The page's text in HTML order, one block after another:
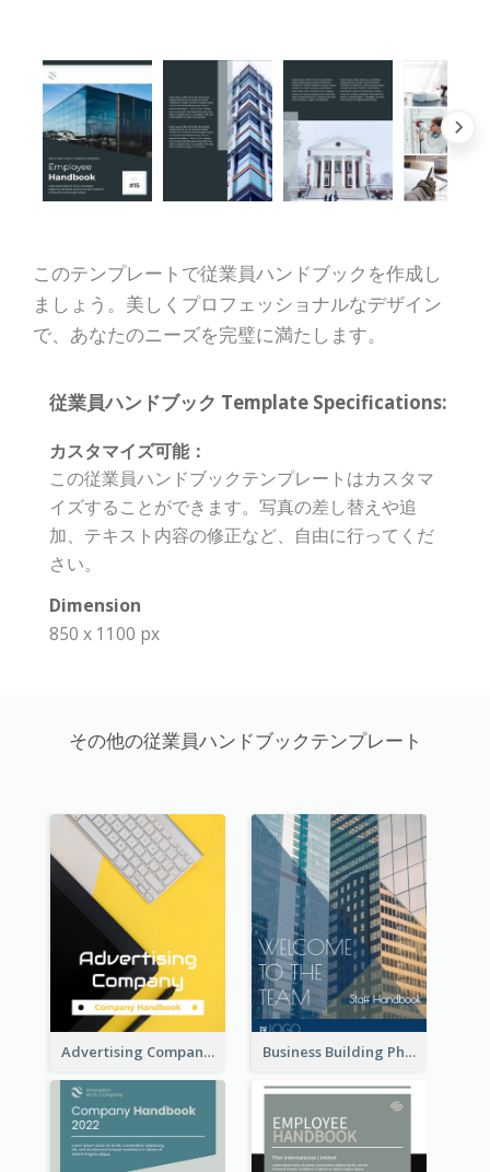
このテンプレートで従業員ハンドブックを作成し
ましょう。美しくプロフェッショナルなデザイン
で、あなたのニーズを完璧に満たします。
従業員ハンドブック Template Specifications:
カスタマイズ可能：
この従業員ハンドブックテンプレートはカスタマ
イズすることができます。写真の差し替えや追
加、テキスト内容の修正など、自由に行ってくだ
さい。
Dimension
850 x 1100 px
その他の従業員ハンドブックテンプレート
Advertising Company Employee Handbook Business Building Photo Employee Handbook